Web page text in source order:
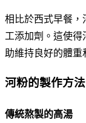
相比於西式早餐，
工添加劑。這使
助維持良好的體重
河粉的製作方法
傳統熬製的高湯